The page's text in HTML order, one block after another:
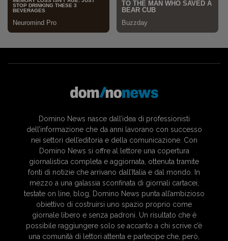
Domino News nasce dall’idea di professionisti
dell’informazione che da anni lavorano con successo
nei settori dell’editoria e della comunicazione. Con
Domino News si offre al lettore una copertura
giornalistica completa e aggiornata, ottenuta tramite
fonti di notizie che arrivano dall’Italia e dal mondo. In
mezzo a una galassia sconfinata di giornali cartacei,
testate on line, blog, Domino News punta all’ambizioso
obiettivo di costruirsi uno spazio proprio come
giornale libero e senza padroni. Un risultato che è
possibile raggiungere solo se accanto a chi scrive c’è
una comunità di lettori attenta e partecipe che, però,